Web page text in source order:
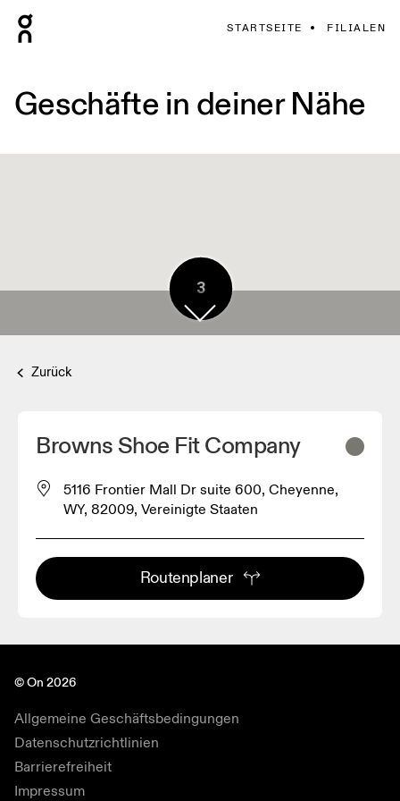
STARTSEITE FILIALEN
Geschäfte in deiner Nähe
3
Zurück
Browns Shoe Fit Company
5116 Frontier Mall Dr suite 600, Cheyenne,
WY, 82009, Vereinigte Staaten
Routenplaner
© On 2026
Allgemeine Geschäftsbedingungen
Datenschutzrichtlinien
Barrierefreiheit
Impressum